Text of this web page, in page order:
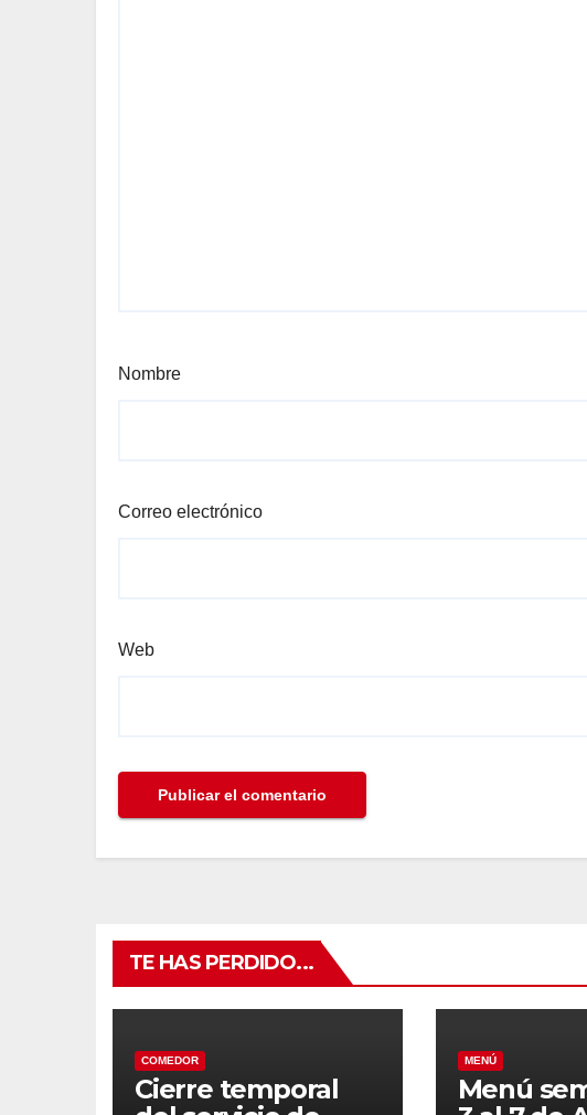
Nombre
Correo electrónico
Web
TE HAS PERDIDO...
COMEDOR
Cierre temporal
MENÚ
Menú